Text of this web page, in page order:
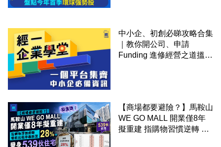
中小企、初創必睇攻略合集
｜教你開公司、申請
Funding 進修經營之道搵大
【商場都要避險？】馬鞍山
WE GO MALL 開業僅8年
擬重建 指購物習慣逆轉 餐